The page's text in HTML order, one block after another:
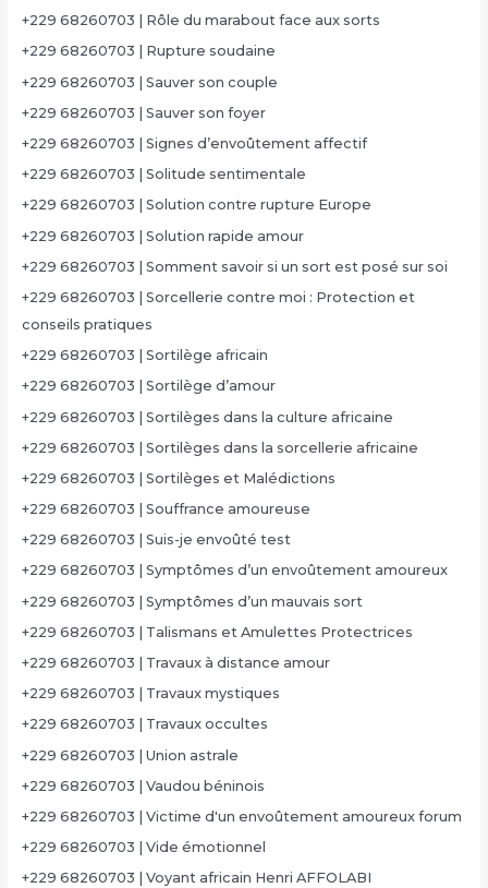
+229 68260703 | Rôle du marabout face aux sorts
+229 68260703 | Rupture soudaine
+229 68260703 | Sauver son couple
+229 68260703 | Sauver son foyer
+229 68260703 | Signes d’envoûtement affectif
+229 68260703 | Solitude sentimentale
+229 68260703 | Solution contre rupture Europe
+229 68260703 | Solution rapide amour
+229 68260703 | Somment savoir si un sort est posé sur soi
+229 68260703 | Sorcellerie contre moi : Protection et
conseils pratiques
+229 68260703 | Sortilège africain
+229 68260703 | Sortilège d’amour
+229 68260703 | Sortilèges dans la culture africaine
+229 68260703 | Sortilèges dans la sorcellerie africaine
+229 68260703 | Sortilèges et Malédictions
+229 68260703 | Souffrance amoureuse
+229 68260703 | Suis-je envoûté test
+229 68260703 | Symptômes d’un envoûtement amoureux
+229 68260703 | Symptômes d’un mauvais sort
+229 68260703 | Talismans et Amulettes Protectrices
+229 68260703 | Travaux à distance amour
+229 68260703 | Travaux mystiques
+229 68260703 | Travaux occultes
+229 68260703 | Union astrale
+229 68260703 | Vaudou béninois
+229 68260703 | Victime d'un envoûtement amoureux forum
+229 68260703 | Vide émotionnel
+229 68260703 | Voyant africain Henri AFFOLABI